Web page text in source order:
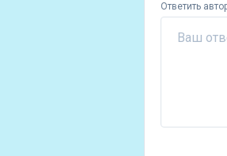
Ответить